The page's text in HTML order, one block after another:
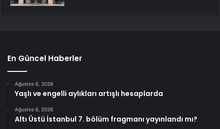
En Güncel Haberler
Ağustos 6, 2026
Yaşlı ve engelli aylıkları artışlı hesaplarda
Ağustos 6, 2026
Altı Üstü İstanbul 7. bölüm fragmanı yayınlandı mı?